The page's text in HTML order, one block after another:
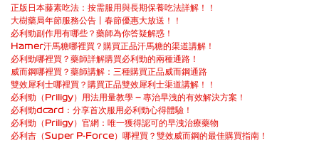
正版日本藤素吃法：按需服用與長期保養吃法詳解！！
大樹藥局年節服務公告丨春節優惠大放送！！
必利勁副作用有哪些？藥師為你答疑解惑！
Hamer汗馬糖哪裡買？購買正品汗馬糖的渠道講解！
必利勁哪裡買？藥師詳解購買必利勁的兩種通路！
威而鋼哪裡買？藥師講解：三種購買正品威而鋼通路
雙效犀利士哪裡買？購買正品雙效犀利士渠道講解！！
必利勁（Priligy）用法用量教學 — 專治早洩的有效解決方案！
必利勁dcard：分享首次服用必利勁心得體驗！
必利勁（Priligy）官網：唯一獲得認可的早洩治療藥物
必利吉（Super P-Force）哪裡買？雙效威而鋼的最佳購買指南！